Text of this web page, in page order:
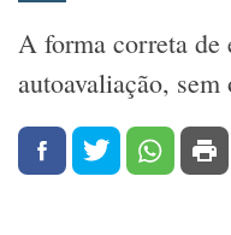
A forma correta de
autoavaliação,